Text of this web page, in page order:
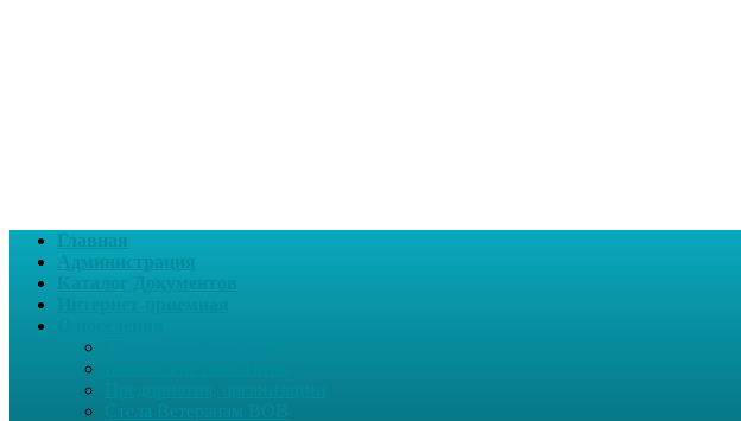
Главная
Администрация